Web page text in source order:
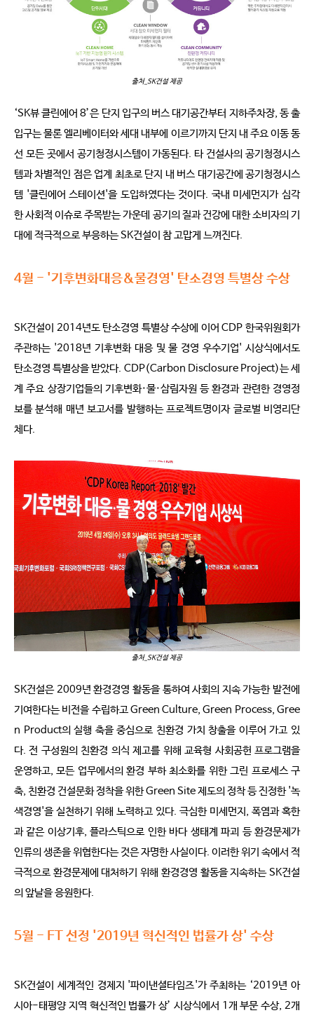
출처_SK건설 제공
‘SK뷰 클린에어 8’은 단지 입구의 버스 대기공간부터 지하주차장, 동 출
입구는 물론 엘리베이터와 세대 내부에 이르기까지 단지 내 주요 이동 동
선 모든 곳에서 공기청정시스템이 가동된다. 타 건설사의 공기청정시스
템과 차별적인 점은 업계 최초로 단지 내 버스 대기공간에 공기청정시스
템 '클린에어 스테이션'을 도입하였다는 것이다. 국내 미세먼지가 심각
한 사회적 이슈로 주목받는 가운데 공기의 질과 건강에 대한 소비자의 기
대에 적극적으로 부응하는 SK건설이 참 고맙게 느껴진다.
4월 - '기후변화대응&물경영' 탄소경영 특별상 수상
SK건설이 2014년도 탄소경영 특별상 수상에 이어 CDP 한국위원회가
주관하는 '2018년 기후변화 대응 및 물 경영 우수기업' 시상식에서도
탄소경영 특별상을 받았다. CDP(Carbon Disclosure Project)는 세
계 주요 상장기업들의 기후변화·물·삼림자원 등 환경과 관련한 경영정
보를 분석해 매년 보고서를 발행하는 프로젝트명이자 글로벌 비영리단
체다.
출처_SK건설 제공
SK건설은 2009년 환경경영 활동을 통하여 사회의 지속 가능한 발전에
기여한다는 비전을 수립하고 Green Culture, Green Process, Gree
n Product의 실행 축을 중심으로 친환경 가치 창출을 이루어 가고 있
다. 전 구성원의 친환경 의식 제고를 위해 교육형 사회공헌 프로그램을
운영하고, 모든 업무에서의 환경 부하 최소화를 위한 그린 프로세스 구
축, 친환경 건설문화 정착을 위한 Green Site 제도의 정착 등 진정한 '녹
색경영'을 실천하기 위해 노력하고 있다. 극심한 미세먼지, 폭염과 혹한
과 같은 이상기후, 플라스틱으로 인한 바다 생태계 파괴 등 환경문제가
인류의 생존을 위협한다는 것은 자명한 사실이다. 이러한 위기 속에서 적
극적으로 환경문제에 대처하기 위해 환경경영 활동을 지속하는 SK건설
의 앞날을 응원한다.
5월 - FT 선정 '2019년 혁신적인 법률가 상' 수상
SK건설이 세계적인 경제지 '파이낸셜타임즈'가 주최하는 ‘2019년 아
시아-태평양 지역 혁신적인 법률가 상’ 시상식에서 1개 부문 수상, 2개